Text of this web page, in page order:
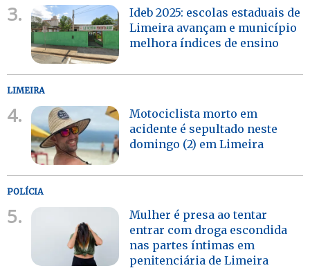
3.
Ideb 2025: escolas estaduais de
Limeira avançam e município
melhora índices de ensino
LIMEIRA
4.
Motociclista morto em
acidente é sepultado neste
domingo (2) em Limeira
POLÍCIA
5.
Mulher é presa ao tentar
entrar com droga escondida
nas partes íntimas em
penitenciária de Limeira